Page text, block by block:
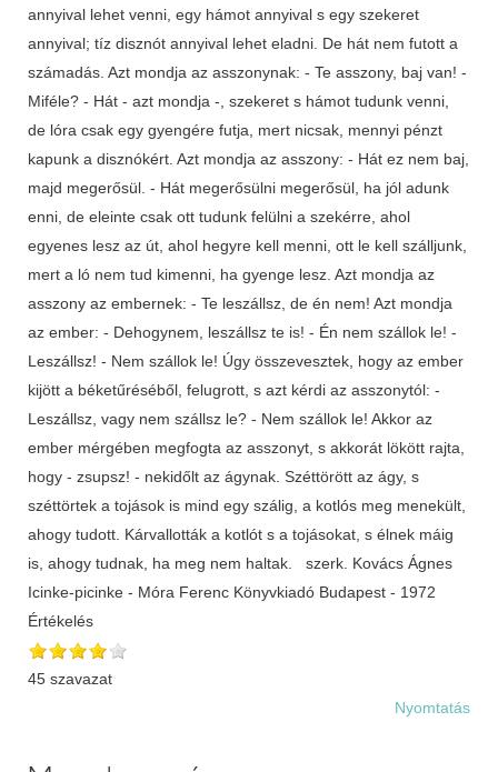
annyival lehet venni, egy hámot annyival s egy szekeret
annyival; tíz disznót annyival lehet eladni. De hát nem futott a
számadás. Azt mondja az asszonynak: - Te asszony, baj van! -
Miféle? - Hát - azt mondja -, szekeret s hámot tudunk venni,
de lóra csak egy gyengére futja, mert nicsak, mennyi pénzt
kapunk a disznókért. Azt mondja az asszony: - Hát ez nem baj,
majd megerősül. - Hát megerősülni megerősül, ha jól adunk
enni, de eleinte csak ott tudunk felülni a szekérre, ahol
egyenes lesz az út, ahol hegyre kell menni, ott le kell szálljunk,
mert a ló nem tud kimenni, ha gyenge lesz. Azt mondja az
asszony az embernek: - Te leszállsz, de én nem! Azt mondja
az ember: - Dehogynem, leszállsz te is! - Én nem szállok le! -
Leszállsz! - Nem szállok le! Úgy összevesztek, hogy az ember
kijött a béketűréséből, felugrott, s azt kérdi az asszonytól: -
Leszállsz, vagy nem szállsz le? - Nem szállok le! Akkor az
ember mérgében megfogta az asszonyt, s akkorát lökött rajta,
hogy - zsupsz! - nekidőlt az ágynak. Széttörött az ágy, s
széttörtek a tojások is mind egy szálig, a kotlós meg menekült,
ahogy tudott. Kárvallották a kotlót s a tojásokat, s élnek máig
is, ahogy tudnak, ha meg nem haltak. szerk. Kovács Ágnes
Icinke-picinke - Móra Ferenc Könyvkiadó Budapest - 1972
Értékelés
45 szavazat
Nyomtatás